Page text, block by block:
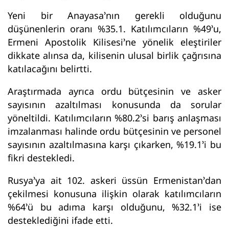
Yeni bir Anayasa’nın gerekli olduğunu
düşünenlerin oranı %35.1. Katılımcıların %49’u,
Ermeni Apostolik Kilisesi’ne yönelik eleştiriler
dikkate alınsa da, kilisenin ulusal birlik çağrısına
katılacağını belirtti.
Araştırmada ayrıca ordu bütçesinin ve asker
sayısının azaltılması konusunda da sorular
yöneltildi. Katılımcıların %80.2’si barış anlaşması
imzalanması halinde ordu bütçesinin ve personel
sayısının azaltılmasına karşı çıkarken, %19.1’i bu
fikri destekledi.
Rusya’ya ait 102. askeri üssün Ermenistan’dan
çekilmesi konusuna ilişkin olarak katılımcıların
%64’ü bu adıma karşı olduğunu, %32.1’i ise
desteklediğini ifade etti.